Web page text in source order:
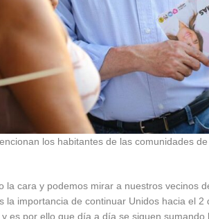
los habitantes de las comunidades
la cara y podemos mirar a nuestros vecinos
la importancia de continuar Unidos hacia el
es por ello que día a día se siguen sumando